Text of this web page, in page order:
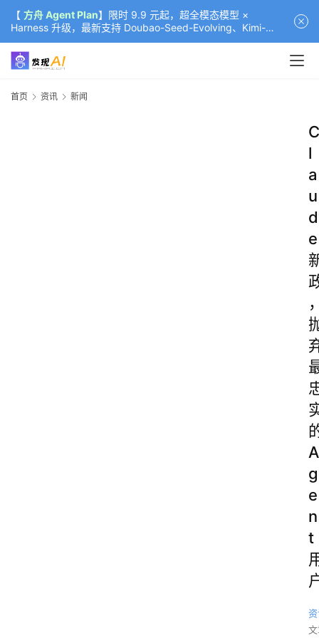
【 方舟 Agent Plan】限时 9.9 元起，超全模态模型 ×
Harness 升级，最新支持 Doubao-Seed-Evolving、Kimi-
K3（部分）、GLM-5.2
首页 资讯 新闻
C
l
a
u
d
e
A
g
e
n
t